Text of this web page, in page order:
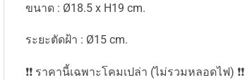
ขนาด : Ø18.5 x H19 cm.
ระยะตัดฝ้า : Ø15 cm.
❗️❗️ ราคานี้เฉพาะโคมเปล่า (ไม่รวมหลอดไฟ) ❗️❗️